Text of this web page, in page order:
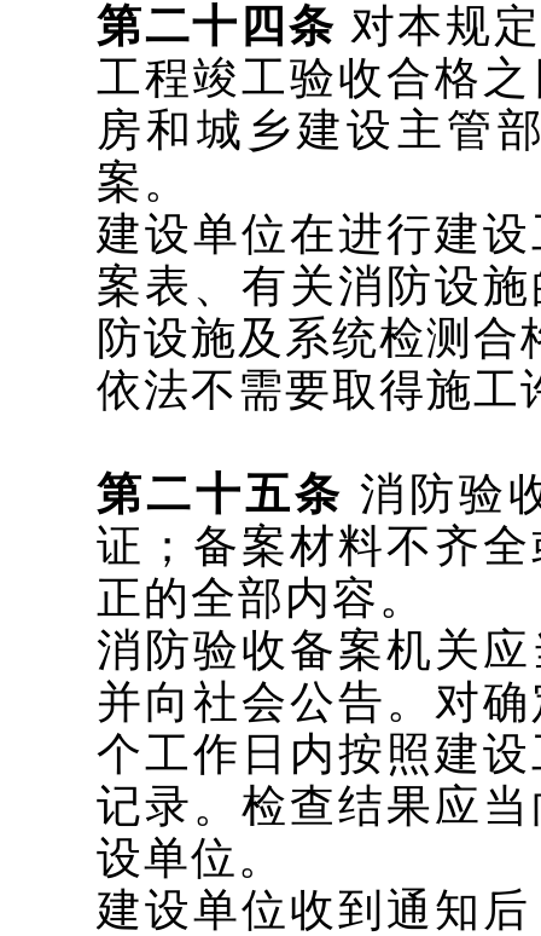
第二十四条 对本规
工程竣工验收合格
房和城乡建设主管
案。
建设单位在进行建
案表、有关消防设
防设施及系统检测合
依法不需要取得施工
第二十五条 消防验
证；备案材料不齐
正的全部内容。
消防验收备案机关
并向社会公告。对
个工作日内按照建
记录。检查结果应
设单位。
建设单位收到通知